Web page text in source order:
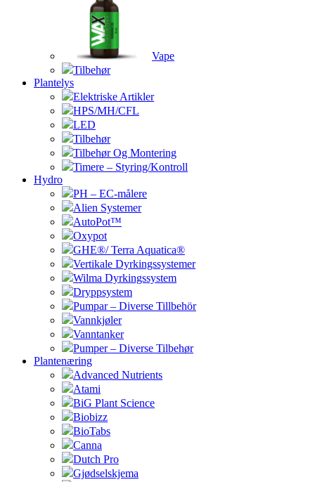
Vape
Tilbehør
Plantelys
Elektriske Artikler
HPS/MH/CFL
LED
Tilbehør
Tilbehør Og Montering
Timere – Styring/Kontroll
Hydro
PH – EC-målere
Alien Systemer
AutoPot™
Oxypot
GHE®/ Terra Aquatica®
Vertikale Dyrkingssystemer
Wilma Dyrkingssystem
Dryppsystem
Pumpar – Diverse Tillbehör
Vannkjøler
Vanntanker
Pumper – Diverse Tilbehør
Plantenæring
Advanced Nutrients
Atami
BiG Plant Science
Biobizz
BioTabs
Canna
Dutch Pro
Gjødselskjema